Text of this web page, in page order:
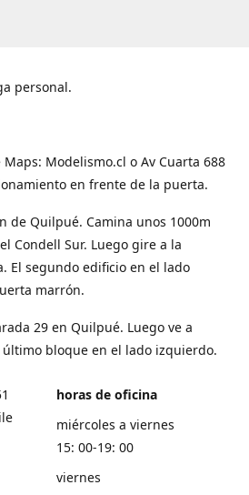
personal.
Modelismo.cl o Av Cuarta 688
en frente de la puerta.
de Quilpué. Camina unos 1000m
Condell Sur. Luego gire a la
El segundo edificio en el lado
marrón.
29 en Quilpué. Luego ve a
último bloque en el lado izquierdo.
horas de oficina
miércoles a viernes
15: 00-19: 00
viernes